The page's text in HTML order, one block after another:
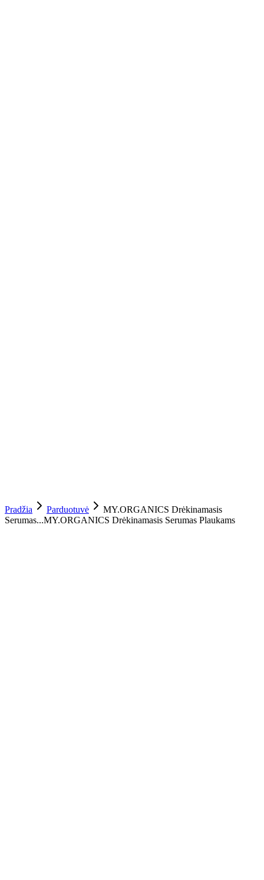
Pradžia Parduotuvė
MY.ORGANICS Drėkinamasis
Serumas...MY.ORGANICS Drėkinamasis Serumas Plaukams